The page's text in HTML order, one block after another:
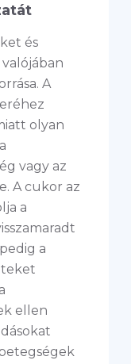
és
A
olyan
vagy az
A cukor az
a
a
ellen